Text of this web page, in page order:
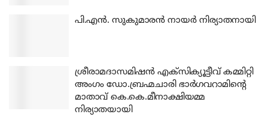
പി.എന്‍. സുകുമാരന്‍ നായര്‍ നിര്യാതനായി
ശ്രീരാമദാസമിഷന്‍ എക്‌സിക്യൂട്ടീവ് കമ്മിറ്റി
അംഗം ഡോ.ബ്രഹ്മചാരി ഭാര്‍ഗവറാമിന്റെ
മാതാവ് കെ.കെ.മീനാക്ഷിയമ്മ
നിര്യാതയായി